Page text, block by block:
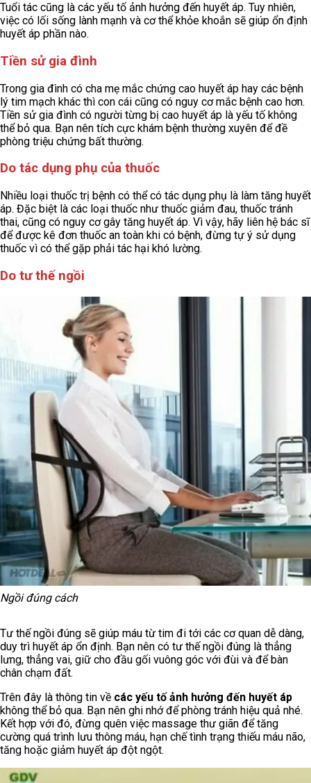
Tuổi tác cũng là các yếu tố ảnh hưởng đến huyết áp. Tuy nhiên,
việc có lối sống lành mạnh và cơ thể khỏe khoắn sẽ giúp ổn định
huyết áp phần nào.
Tiền sử gia đình
Trong gia đình có cha mẹ mắc chứng cao huyết áp hay các bệnh
lý tim mạch khác thì con cái cũng có nguy cơ mắc bệnh cao hơn.
Tiền sử gia đình có người từng bị cao huyết áp là yếu tố không
thể bỏ qua. Bạn nên tích cực khám bệnh thường xuyên để đề
phòng triệu chứng bất thường.
Do tác dụng phụ của thuốc
Nhiều loại thuốc trị bệnh có thể có tác dụng phụ là làm tăng huyết
áp. Đặc biệt là các loại thuốc như thuốc giảm đau, thuốc tránh
thai, cũng có nguy cơ gây tăng huyết áp. Vì vậy, hãy liên hệ bác sĩ
để được kê đơn thuốc an toàn khi có bệnh, đừng tự ý sử dụng
thuốc vì có thể gặp phải tác hại khó lường.
Do tư thế ngồi
Ngồi đúng cách
Tư thế ngồi đúng sẽ giúp máu từ tim đi tới các cơ quan dễ dàng,
duy trì huyết áp ổn định. Bạn nên có tư thế ngồi đúng là thẳng
lưng, thẳng vai, giữ cho đầu gối vuông góc với đùi và để bàn
chân chạm đất.
Trên đây là thông tin về các yếu tố ảnh hưởng đến huyết áp
không thể bỏ qua. Bạn nên ghi nhớ để phòng tránh hiệu quả nhé.
Kết hợp với đó, đừng quên việc massage thư giãn để tăng
cường quá trình lưu thông máu, hạn chế tình trạng thiếu máu não,
tăng hoặc giảm huyết áp đột ngột.